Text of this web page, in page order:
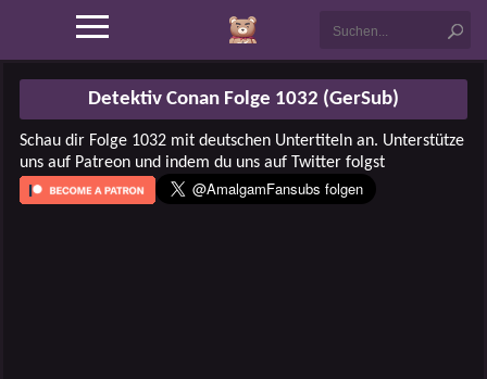
Detektiv Conan Folge 1032 (GerSub)
Schau dir Folge 1032 mit deutschen Untertiteln an. Unterstütze
uns auf Patreon und indem du uns auf Twitter folgst